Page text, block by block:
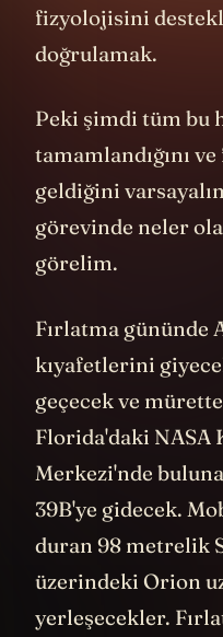
görevinin temel
fizyolojisini
Peki şimdi tüm bu
tamamlandığını
geldiğini
görevinde neler
Fırlatma gününde
kıyafetlerini
geçecek ve
Florida'daki NASA
Merkezi'nde
39B'ye gidecek.
duran 98 metrelik
üzerindeki Orion